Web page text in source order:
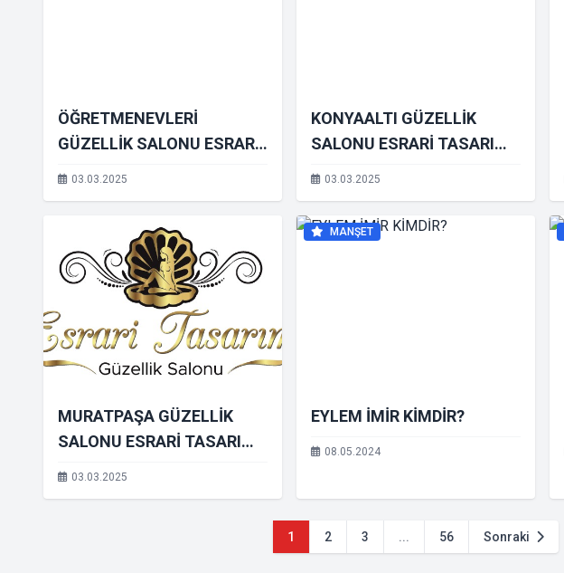
ÖĞRETMENEVLERİ
GÜZELLİK SALONU ESRARİ
TASARIM GÜZELLİK
03.03.2025
KONYAALTI GÜZELLİK
SALONU ESRARİ TASARIM
GÜZELLİK SALONU
03.03.2025
MURATPAŞA GÜZELLİK
SALONU ESRARİ TASARIM
GÜZELLİK SALONU
03.03.2025
MANŞET
EYLEM İMİR KİMDİR?
08.05.2024
1 2 3 ... 56 Sonraki